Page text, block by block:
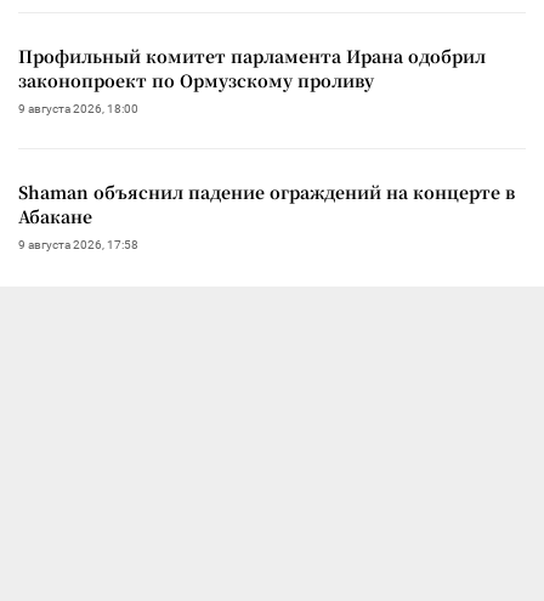
Профильный комитет парламента Ирана одобрил
законопроект по Ормузскому проливу
9 августа 2026, 18:00
Shaman объяснил падение ограждений на концерте в
Абакане
9 августа 2026, 17:58